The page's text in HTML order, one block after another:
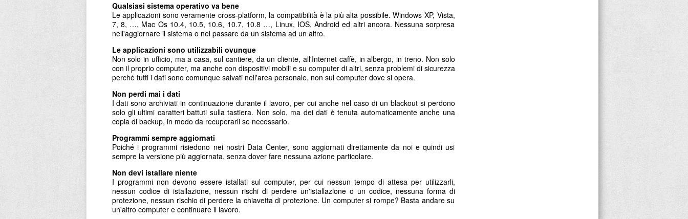
Qualsiasi sistema operativo va bene
Le applicazioni sono veramente cross-platform, la compatibilità è la più alta possibile. Windows XP, Vista,
7, 8, …, Mac Os 10.4, 10.5, 10.6, 10.7, 10.8 …, Linux, IOS, Android ed altri ancora. Nessuna sorpresa
nell'aggiornare il sistema o nel passare da un sistema ad un altro.
Le applicazioni sono utilizzabili ovunque
Non solo in ufficio, ma a casa, sul cantiere, da un cliente, all'Internet caffè, in albergo, in treno. Non solo
con il proprio computer, ma anche con dispositivi mobili e su computer di altri, senza problemi di sicurezza
perché tutti i dati sono comunque salvati nell'area personale, non sul computer dove si opera.
Non perdi mai i dati
I dati sono archiviati in continuazione durante il lavoro, per cui anche nel caso di un blackout si perdono
solo gli ultimi caratteri battuti sulla tastiera. Non solo, ma dei dati è tenuta automaticamente anche una
copia di backup, in modo da recuperarli se necessario.
Programmi sempre aggiornati
Poiché i programmi risiedono nei nostri Data Center, sono aggiornati direttamente da noi e quindi usi
sempre la versione più aggiornata, senza dover fare nessuna azione particolare.
Non devi istallare niente
I programmi non devono essere istallati sul computer, per cui nessun tempo di attesa per utilizzarli,
nessun codice di istallazione, nessun rischi di perdere un'istallazione o un codice, nessuna forma di
protezione, nessun rischio di perdere la chiavetta di protezione. Un computer si rompe? Basta andare su
un'altro computer e continuare il lavoro.